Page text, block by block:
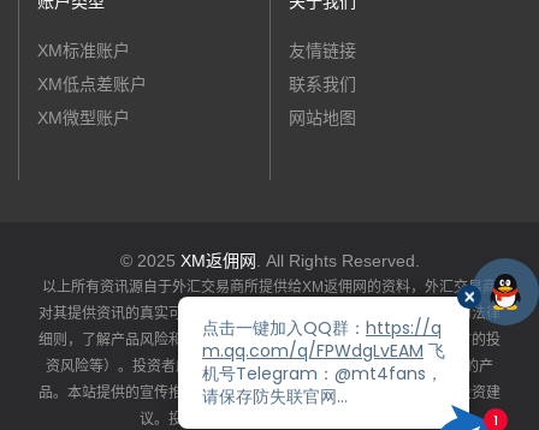
XM标准账户
XM低点差账户
XM微型账户
友情链接
联系我们
网站地图
© 2025 XM返佣网. All Rights Reserved.
以上所有资讯源自于外汇交易商所提供给XM返佣网的资料，外汇交易商
对其提供资讯的真实可靠性和完整准确性负责。投资者应详阅产品的法律
细则，了解产品风险和收益特性（包括系统性风险和特定产品所特有的投
资风险等）。投资者应依据自身资产状况、风险承受能力选择适合的产
品。本站提供的宣传推广资讯仅供投资者参考，不构成任何推荐或投资建
议。投资者应谨慎理财、独立承担风险。